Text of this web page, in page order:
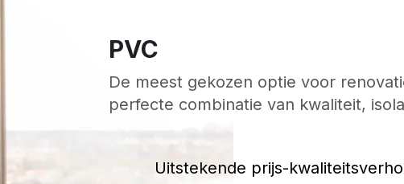
PVC
De meest gekozen optie voor
perfecte combinatie van kwaliteit,
Uitstekende prijs-